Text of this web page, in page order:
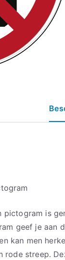
pictogram is
geef je aan
kan men
rode streep.